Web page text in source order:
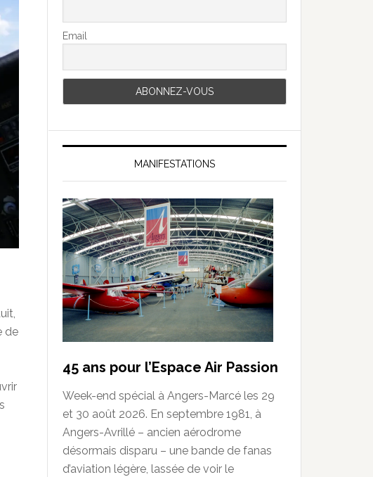
de
Email
MANIFESTATIONS
45 ans pour l’Espace Air Passion
Week-end spécial à Angers-Marcé les 29
et 30 août 2026. En septembre 1981, à
Angers-Avrillé – ancien aérodrome
désormais disparu – une bande de fanas
d’aviation légère, lassée de voir le